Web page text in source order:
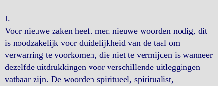
I.
Voor nieuwe zaken heeft men nieuwe woorden nodig, dit
is noodzakelijk voor duidelijkheid van de taal om
verwarring te voorkomen, die niet te vermijden is wanneer
dezelfde uitdrukkingen voor verschillende uitleggingen
vatbaar zijn. De woorden spiritueel, spiritualist,